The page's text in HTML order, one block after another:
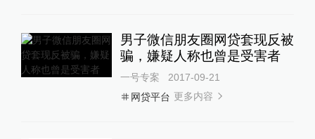
男子微信朋友圈网贷套现反被
骗，嫌疑人称也曾是受害者
一号专案
2017-09-21
网贷平台 更多内容